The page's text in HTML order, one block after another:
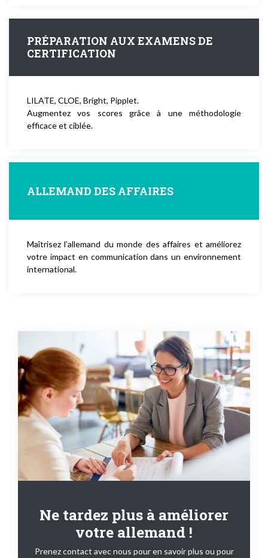
PRÉPARATION AUX EXAMENS DE
CERTIFICATION
LILATE, CLOE, Bright, Pipplet.
Augmentez vos scores grâce à une méthodologie
efficace et ciblée.
ALLEMAND DES AFFAIRES
Maîtrisez l’allemand du monde des affaires et améliorez
votre impact en communication dans un environnement
international.
Ne tardez plus à améliorer
votre allemand !
Prenez contact avec nous pour en savoir plus ou pour